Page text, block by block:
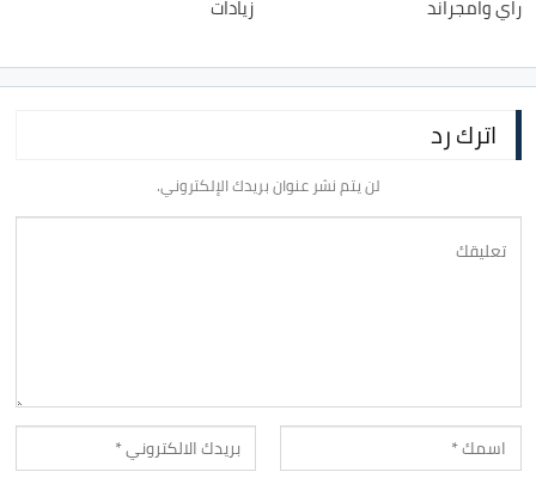
راي وامجراند زيادات
اترك رد
لن يتم نشر عنوان بريدك الإلكتروني.